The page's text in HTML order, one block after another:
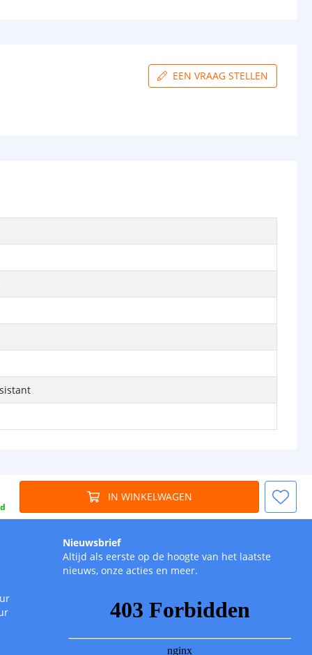
EEN VRAAG STELLEN
IN WINKELWAGEN
Nieuwsbrief
Altijd als eerste op de hoogte van het laatste
nieuws, onze acties en meer.